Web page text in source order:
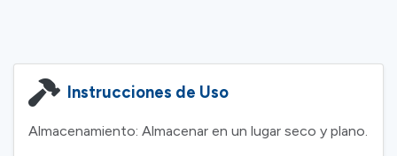
Instrucciones de Uso
Almacenamiento: Almacenar en un lugar seco y plano.